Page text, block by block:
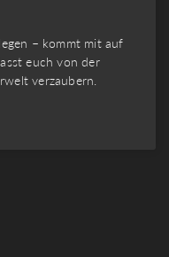
– kommt mit auf
euch von der
verzaubern.